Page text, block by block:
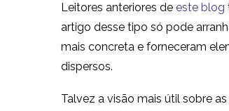
Leitores anteriores de este blog
artigo desse tipo só pode
mais concreta e forneceram
dispersos.
Talvez a visão mais útil sobre